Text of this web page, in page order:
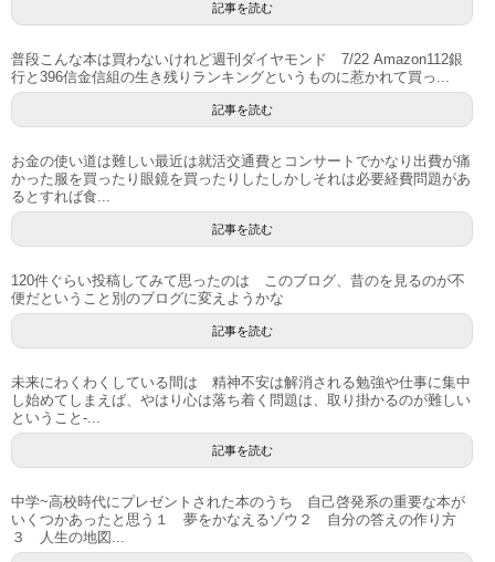
記事を読む
普段こんな本は買わないけれど週刊ダイヤモンド 7/22 Amazon112銀
行と396信金信組の生き残りランキングというものに惹かれて買っ...
記事を読む
お金の使い道は難しい最近は就活交通費とコンサートでかなり出費が痛
かった服を買ったり眼鏡を買ったりしたしかしそれは必要経費問題があ
るとすれば食...
記事を読む
120件ぐらい投稿してみて思ったのは このブログ、昔のを見るのが不
便だということ別のブログに変えようかな
記事を読む
未来にわくわくしている間は 精神不安は解消される勉強や仕事に集中
し始めてしまえば、やはり心は落ち着く問題は、取り掛かるのが難しい
ということ-...
記事を読む
中学~高校時代にプレゼントされた本のうち 自己啓発系の重要な本が
いくつかあったと思う１ 夢をかなえるゾウ２ 自分の答えの作り方
３ 人生の地図...